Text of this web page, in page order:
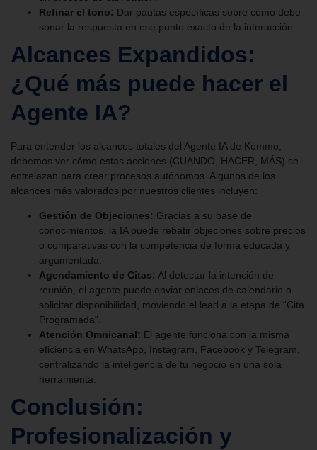
Refinar el tono: Dar pautas específicas sobre cómo debe
sonar la respuesta en ese punto exacto de la interacción.
Alcances Expandidos:
¿Qué más puede hacer el
Agente IA?
Para entender los alcances totales del Agente IA de Kommo,
debemos ver cómo estas acciones (CUANDO, HACER, MÁS) se
entrelazan para crear procesos autónomos. Algunos de los
alcances más valorados por nuestros clientes incluyen:
Gestión de Objeciones: Gracias a su base de
conocimientos, la IA puede rebatir objeciones sobre precios
o comparativas con la competencia de forma educada y
argumentada.
Agendamiento de Citas: Al detectar la intención de
reunión, el agente puede enviar enlaces de calendario o
solicitar disponibilidad, moviendo el lead a la etapa de “Cita
Programada”.
Atención Omnicanal: El agente funciona con la misma
eficiencia en WhatsApp, Instagram, Facebook y Telegram,
centralizando la inteligencia de tu negocio en una sola
herramienta.
Conclusión:
Profesionalización y